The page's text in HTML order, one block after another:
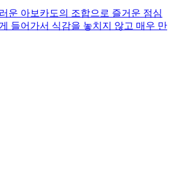
운 아보카도의 조합으로 즐거운 점심
들어가서 식감을 놓치지 않고 매우 만